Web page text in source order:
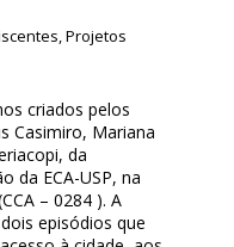
,Projetos
criados pelos
Casimiro, Mariana
da
da ECA-USP, na
– 0284 ). A
episódios que